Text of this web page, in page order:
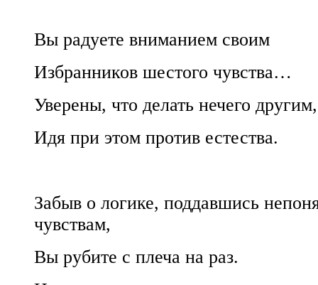
Вы радуете вниманием своим
Избранников шестого чувства…
Уверены, что делать нечего другим,
Идя при этом против естества.
Забыв о логике, поддавшись
чувствам,
Вы рубите с плеча на раз.